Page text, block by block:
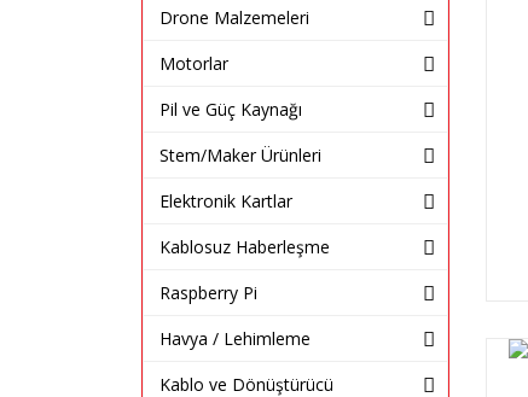
Drone Malzemeleri
Motorlar
Pil ve Güç Kaynağı
Stem/Maker Ürünleri
Elektronik Kartlar
Kablosuz Haberleşme
Raspberry Pi
Havya / Lehimleme
Kablo ve Dönüştürücü